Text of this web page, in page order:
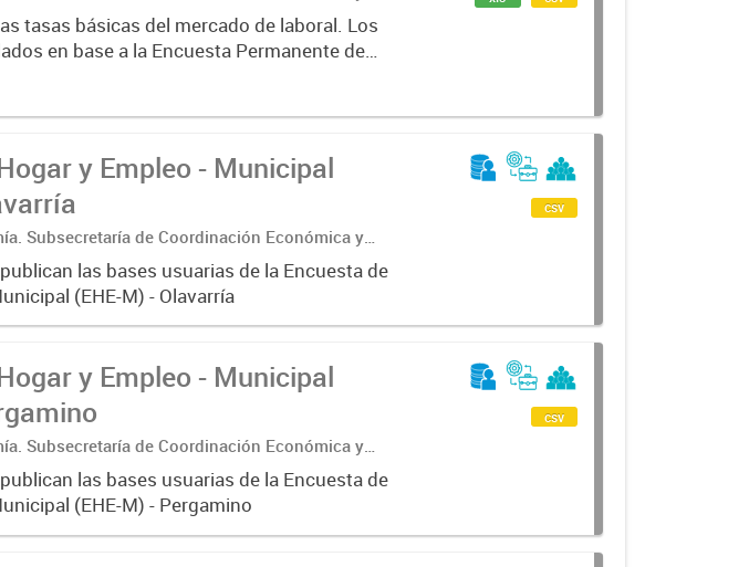
de Estadística.
en base a la Encuesta Permanente de
y Empleo - Municipal
Subsecretaría de Coordinación Económica y
de Estadística.
las bases usuarias de la Encuesta de
(EHE-M) - Olavarría
csv
y Empleo - Municipal
Subsecretaría de Coordinación Económica y
de Estadística.
las bases usuarias de la Encuesta de
(EHE-M) - Pergamino
csv